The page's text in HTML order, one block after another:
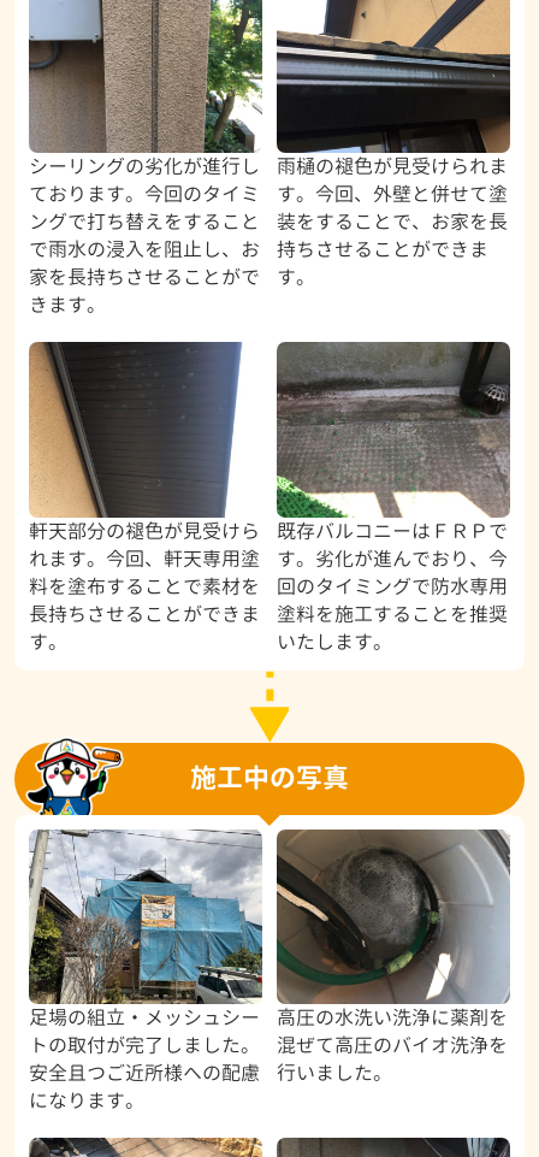
シーリングの劣化が進行し
ております。今回のタイミ
ングで打ち替えをすること
で雨水の浸入を阻止し、お
家を長持ちさせることがで
きます。
雨樋の褪色が見受けられま
す。今回、外壁と併せて塗
装をすることで、お家を長
持ちさせることができま
す。
軒天部分の褪色が見受けら
れます。今回、軒天専用塗
料を塗布することで素材を
長持ちさせることができま
す。
既存バルコニーはＦＲＰで
す。劣化が進んでおり、今
回のタイミングで防水専用
塗料を施工することを推奨
いたします。
施工中の写真
足場の組立・メッシュシー
トの取付が完了しました。
安全且つご近所様への配慮
になります。
高圧の水洗い洗浄に薬剤を
混ぜて高圧のバイオ洗浄を
行いました。